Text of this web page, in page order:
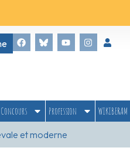
Profession WIKIBERAM
et moderne